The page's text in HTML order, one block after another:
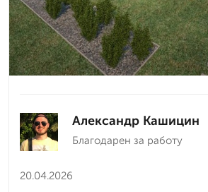
Александр Кашицин
Благодарен за работу
20.04.2026